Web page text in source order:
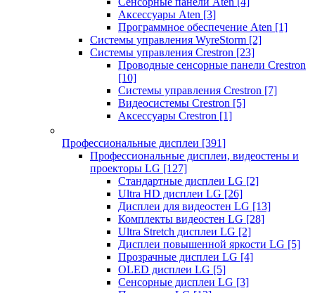
Аксессуары Aten [3]
Программное обеспечение Aten [1]
Системы управления WyreStorm [2]
Системы управления Crestron [23]
Проводные сенсорные панели Crestron
[10]
Системы управления Crestron [7]
Видеосистемы Crestron [5]
Аксессуары Crestron [1]
Профессиональные дисплеи [391]
Профессиональные дисплеи, видеостены и
проекторы LG [127]
Стандартные дисплеи LG [2]
Ultra HD дисплеи LG [26]
Дисплеи для видеостен LG [13]
Комплекты видеостен LG [28]
Ultra Stretch дисплеи LG [2]
Дисплеи повышенной яркости LG [5]
Прозрачные дисплеи LG [4]
OLED дисплеи LG [5]
Сенсорные дисплеи LG [3]